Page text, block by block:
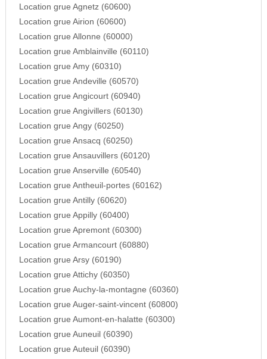
Location grue Agnetz (60600)
Location grue Airion (60600)
Location grue Allonne (60000)
Location grue Amblainville (60110)
Location grue Amy (60310)
Location grue Andeville (60570)
Location grue Angicourt (60940)
Location grue Angivillers (60130)
Location grue Angy (60250)
Location grue Ansacq (60250)
Location grue Ansauvillers (60120)
Location grue Anserville (60540)
Location grue Antheuil-portes (60162)
Location grue Antilly (60620)
Location grue Appilly (60400)
Location grue Apremont (60300)
Location grue Armancourt (60880)
Location grue Arsy (60190)
Location grue Attichy (60350)
Location grue Auchy-la-montagne (60360)
Location grue Auger-saint-vincent (60800)
Location grue Aumont-en-halatte (60300)
Location grue Auneuil (60390)
Location grue Auteuil (60390)